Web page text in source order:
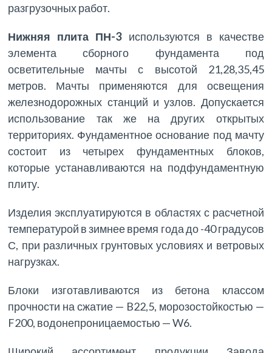
разгрузочных работ.
Нижняя плита ПН-3 используются в качестве
элемента сборного фундамента под
осветительные мачты с высотой 21,28,35,45
метров. Мачты применяются для освещения
железнодорожных станций и узлов. Допускается
использование так же на других открытых
территориях. Фундаментное основание под мачту
состоит из четырех фундаментных блоков,
которые устанавливаются на подфундаментную
плиту.
Изделия эксплуатируются в областях с расчетной
температурой в зимнее время года до -40 градусов
С, при различных грунтовых условиях и ветровых
нагрузках.
Блоки изготавливаются из бетона классом
прочности на сжатие — B22,5, морозостойкостью —
F200, водонепроницаемостью — W6.